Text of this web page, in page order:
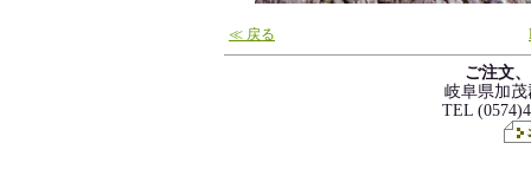
≪ 戻る
ご注文
岐阜県加茂
TEL